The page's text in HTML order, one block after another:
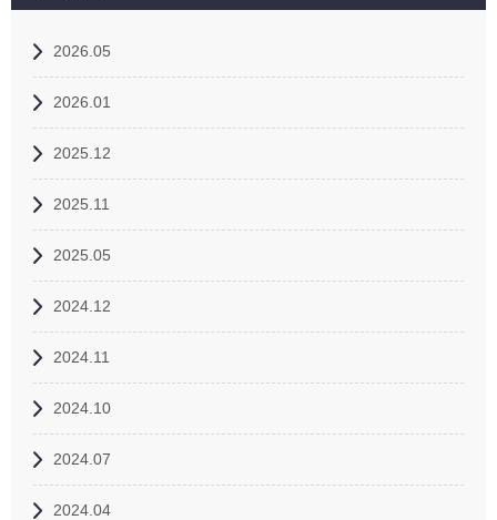
2026.05
2026.01
2025.12
2025.11
2025.05
2024.12
2024.11
2024.10
2024.07
2024.04